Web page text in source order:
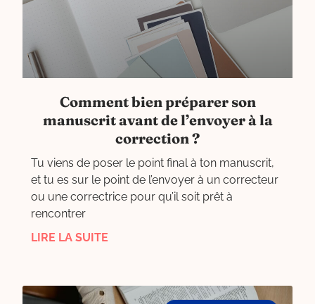
Comment bien préparer son
manuscrit avant de l’envoyer à la
correction ?
Tu viens de poser le point final à ton manuscrit,
et tu es sur le point de l’envoyer à un correcteur
ou une correctrice pour qu’il soit prêt à
rencontrer
LIRE LA SUITE